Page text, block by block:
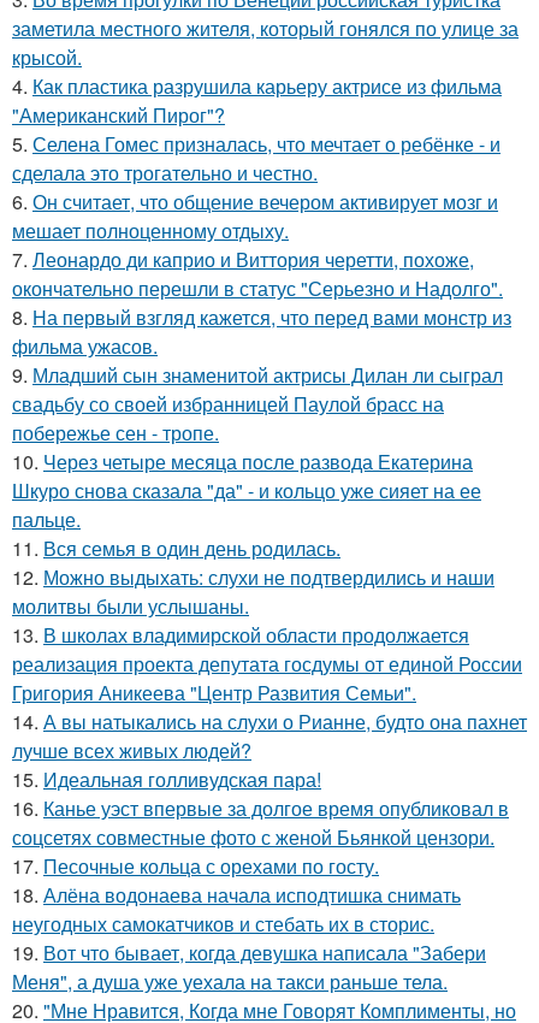
заметила местного жителя, который гонялся по улице за
крысой.
4. Как пластика разрушила карьеру актрисе из фильма
"Американский Пирог"?
5. Селена Гомес призналась, что мечтает о ребёнке - и
сделала это трогательно и честно.
6. Он считает, что общение вечером активирует мозг и
мешает полноценному отдыху.
7. Леонардо ди каприо и Виттория черетти, похоже,
окончательно перешли в статус "Серьезно и Надолго".
8. На первый взгляд кажется, что перед вами монстр из
фильма ужасов.
9. Младший сын знаменитой актрисы Дилан ли сыграл
свадьбу со своей избранницей Паулой брасс на
побережье сен - тропе.
10. Через четыре месяца после развода Екатерина
Шкуро снова сказала "да" - и кольцо уже сияет на ее
пальце.
11. Вся семья в один день родилась.
12. Можно выдыхать: слухи не подтвердились и наши
молитвы были услышаны.
13. В школах владимирской области продолжается
реализация проекта депутата госдумы от единой России
Григория Аникеева "Центр Развития Семьи".
14. А вы натыкались на слухи о Рианне, будто она пахнет
лучше всех живых людей?
15. Идеальная голливудская пара!
16. Канье уэст впервые за долгое время опубликовал в
соцсетях совместные фото с женой Бьянкой цензори.
17. Песочные кольца с орехами по госту.
18. Алёна водонаева начала исподтишка снимать
неугодных самокатчиков и стебать их в сторис.
19. Вот что бывает, когда девушка написала "Забери
Меня", а душа уже уехала на такси раньше тела.
20. "Мне Нравится, Когда мне Говорят Комплименты, но